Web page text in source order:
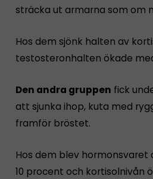
sträcka ut armarna som om
Hos dem sjönk halten av
testosteronhalten ökade
Den andra gruppen fick
att sjunka ihop, kuta med
framför bröstet.
Hos dem blev
10 procent och kortisolnivån